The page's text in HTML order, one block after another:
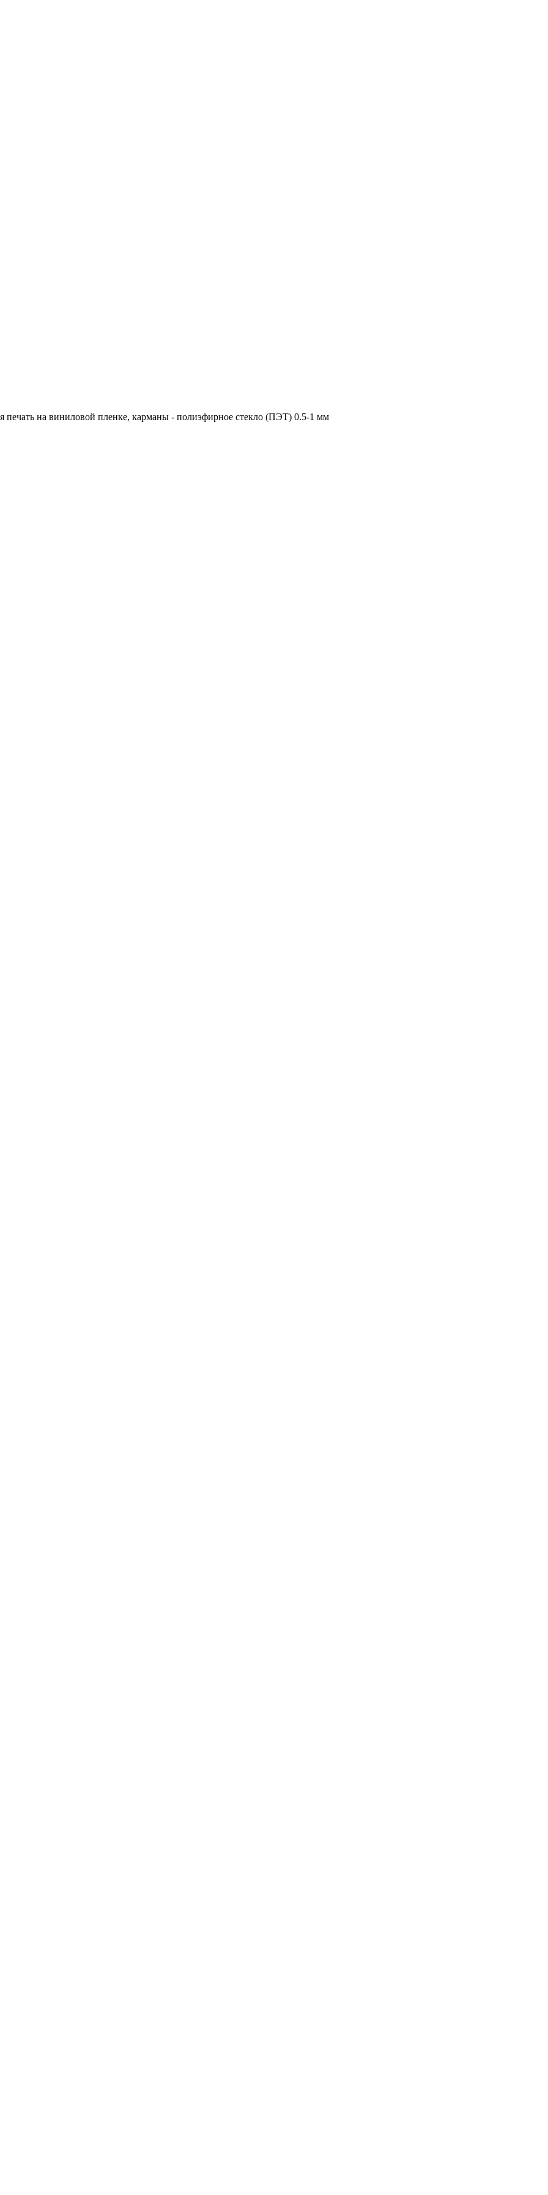
на виниловой пленке, карманы - полиэфирное стекло (ПЭТ) 0.5-1 мм